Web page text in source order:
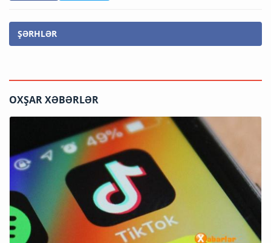
ŞƏRHLƏR
OXŞAR XƏBƏRLƏR